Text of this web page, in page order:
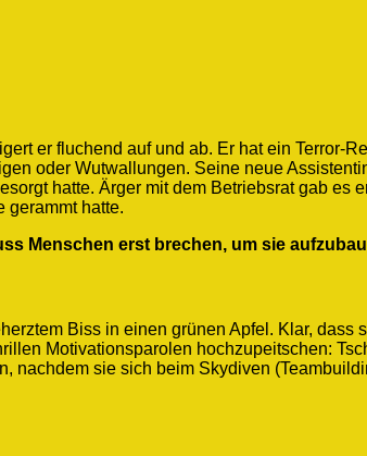
er fluchend auf und ab. Er hat ein Terror-
oder Wutwallungen. Seine neue
hatte. Ärger mit dem Betriebsrat gab es
gerammt hatte.
Menschen erst brechen, um sie
Biss in einen grünen Apfel. Klar, dass
Motivationsparolen hochzupeitschen:
sie sich beim Skydiven